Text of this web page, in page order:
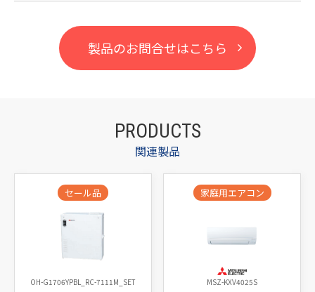
製品のお問合せはこちら
PRODUCTS
関連製品
セール品
OH-G1706YPBL_RC-7111M_SET
家庭用エアコン
MSZ-KXV4025S